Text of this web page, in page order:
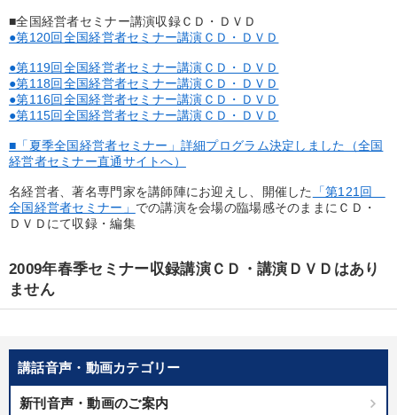
業種
製造業 卸売・小売・飲食業 建設・不動産業
キーワード
仕組み モチベーション 老舗企業
ondemand_video 経営音声・動画を探す
全国経営者セミナー収録物以外の経営教材（全761タイトル）からお探
講話音声・動画カテゴリー
新刊音声・動画のご案内
■全国経営者セミナー講演収録ＣＤ・ＤＶＤ
●第120回全国経営者セミナー講演ＣＤ・ＤＶＤ
●第119回全国経営者セミナー講演ＣＤ・ＤＶＤ
●第118回全国経営者セミナー講演ＣＤ・ＤＶＤ
●第116回全国経営者セミナー講演ＣＤ・ＤＶＤ
●第115回全国経営者セミナー講演ＣＤ・ＤＶＤ
■「夏季全国経営者セミナー」詳細プログラム決定しました（全国
経営者セミナー直通サイトへ）
名経営者、著名専門家を講師陣にお迎えし、開催した
「第121回
全国経営者セミナー」 での講演を会場の臨場感そのままにＣＤ・
ＤＶＤにて収録・編集
2009年春季セミナー収録講演ＣＤ・講演ＤＶＤはあり
ません